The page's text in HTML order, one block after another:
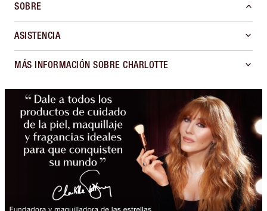
SOBRE
ASISTENCIA
MÁS INFORMACIÓN SOBRE CHARLOTTE